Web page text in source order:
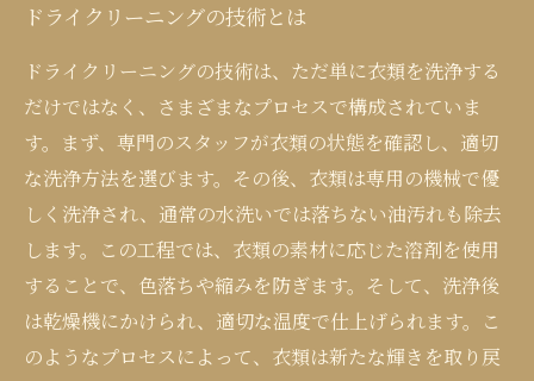
ドライクリーニングの技術とは
ドライクリーニングの技術は、ただ単に衣類を洗浄する
だけではなく、さまざまなプロセスで構成されていま
す。まず、専門のスタッフが衣類の状態を確認し、適切
な洗浄方法を選びます。その後、衣類は専用の機械で優
しく洗浄され、通常の水洗いでは落ちない油汚れも除去
します。この工程では、衣類の素材に応じた溶剤を使用
することで、色落ちや縮みを防ぎます。そして、洗浄後
は乾燥機にかけられ、適切な温度で仕上げられます。こ
のようなプロセスによって、衣類は新たな輝きを取り戻